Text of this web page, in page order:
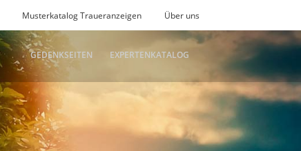
Musterkatalog Traueranzeigen Über uns
GEDENKSEITEN EXPERTENKATALOG